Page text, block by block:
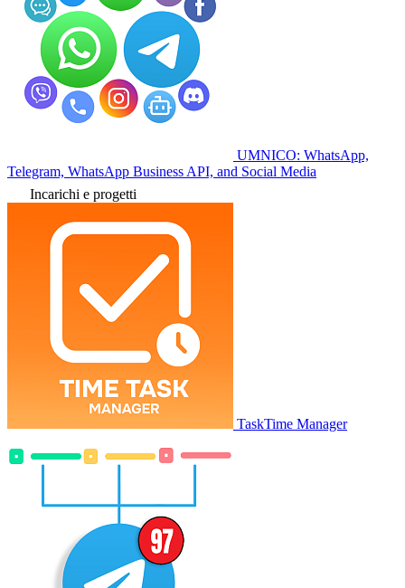
UMNICO: WhatsApp,
Telegram, WhatsApp Business API, and Social Media
Incarichi e progetti
TaskTime Manager